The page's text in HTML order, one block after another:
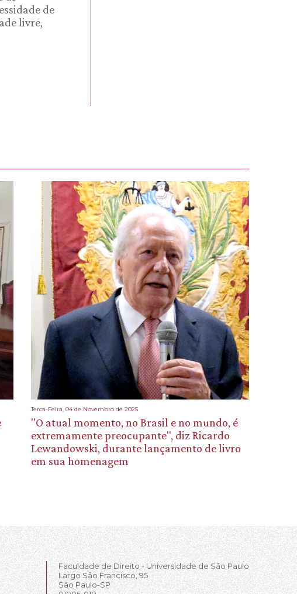
de
livre,
Terca-Feira, 04 de Novembro de 2025
"O atual momento, no Brasil e no mundo, é
extremamente preocupante", diz Ricardo
Lewandowski, durante lançamento de livro
em sua homenagem
Faculdade de Direito - Universidade de São Paulo
Largo São Francisco, 95
São Paulo-SP